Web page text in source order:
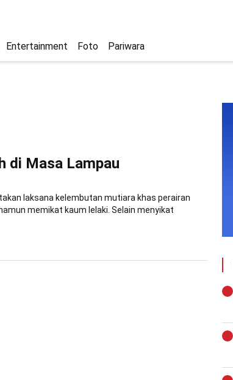
Entertainment Foto Pariwara
di Masa Lampau
laksana kelembutan mutiara khas perairan
memikat kaum lelaki. Selain menyikat